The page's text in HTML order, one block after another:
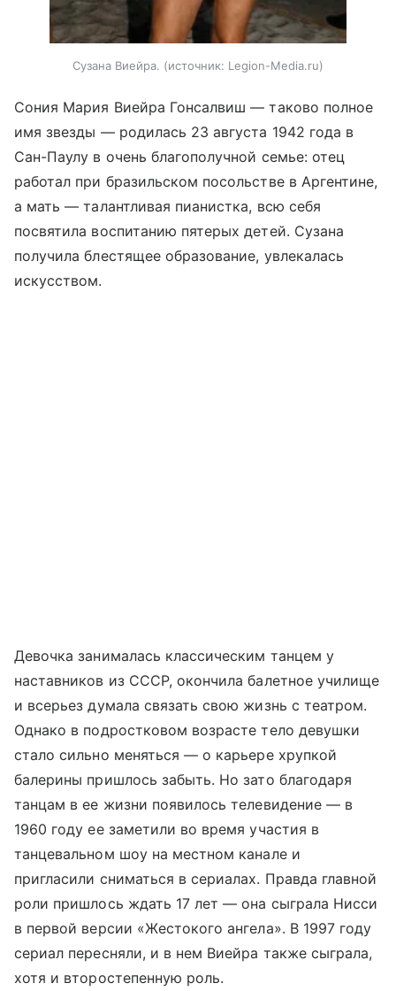
Сузана Виейра. источник: Legion-Media.ru
Сония Мария Виейра Гонсалвиш — таково полное
имя звезды — родилась 23 августа 1942 года в
Сан-Паулу в очень благополучной семье: отец
работал при бразильском посольстве в Аргентине,
а мать — талантливая пианистка, всю себя
посвятила воспитанию пятерых детей. Сузана
получила блестящее образование, увлекалась
искусством.
Девочка занималась классическим танцем у
наставников из СССР, окончила балетное училище
и всерьез думала связать свою жизнь с театром.
Однако в подростковом возрасте тело девушки
стало сильно меняться — о карьере хрупкой
балерины пришлось забыть. Но зато благодаря
танцам в ее жизни появилось телевидение — в
1960 году ее заметили во время участия в
танцевальном шоу на местном канале и
пригласили сниматься в сериалах. Правда главной
роли пришлось ждать 17 лет — она сыграла Нисси
в первой версии «Жестокого ангела». В 1997 году
сериал пересняли, и в нем Виейра также сыграла,
хотя и второстепенную роль.